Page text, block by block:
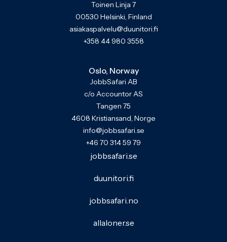
Toinen Linja 7
00530 Helsinki, Finland
asiakaspalvelu@duunitori.fi
+358 44 980 3558
Oslo, Norway
JobbSafari AB
c/o Accountor AS
Tangen 75
4608 Kristiansand, Norge
info@jobbsafari.se
+46 70 314 59 79
jobbsafari.se
duunitori.fi
jobbsafari.no
allaloner.se